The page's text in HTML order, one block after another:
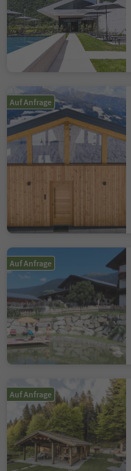
Auf Anfrage
Auf Anfrage
Auf Anfrage